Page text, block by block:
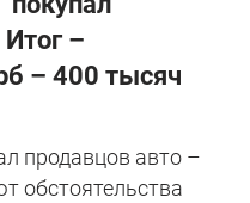
–
– 400 тысяч
продавцов авто –
обстоятельства